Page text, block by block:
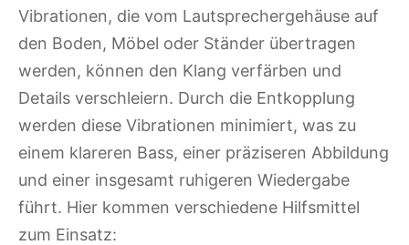
Vibrationen, die vom Lautsprechergehäuse auf
den Boden, Möbel oder Ständer übertragen
werden, können den Klang verfärben und
Details verschleiern. Durch die Entkopplung
werden diese Vibrationen minimiert, was zu
einem klareren Bass, einer präziseren Abbildung
und einer insgesamt ruhigeren Wiedergabe
führt. Hier kommen verschiedene Hilfsmittel
zum Einsatz: